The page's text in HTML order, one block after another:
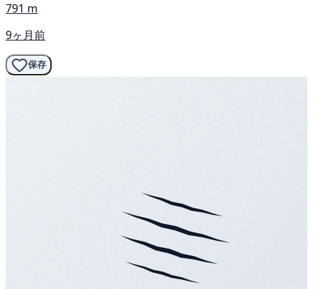
791 m
9ヶ月前
保存